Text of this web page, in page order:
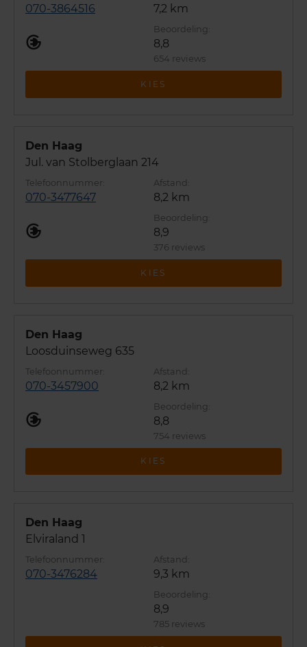
070-3864516 7,2 km
8,8
654 reviews
KIES
Den Haag
Jul. van Stolberglaan 214
070-3477647 8,2 km
8,9
376 reviews
KIES
Den Haag
Loosduinseweg 635
070-3457900 8,2 km
8,8
754 reviews
KIES
Den Haag
Elviraland 1
070-3476284 9,3 km
8,9
785 reviews